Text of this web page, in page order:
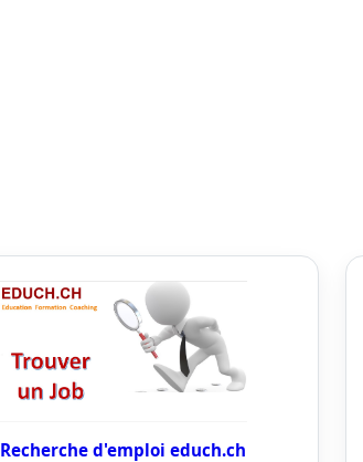
Recherche d'emploi educh.ch